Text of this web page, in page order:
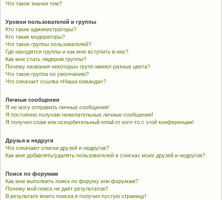
Что такое значки тем?
Уровни пользователей и группы
Кто такие администраторы?
Кто такие модераторы?
Что такое группы пользователей?
Где находятся группы и как мне вступить в них?
Как мне стать лидером группы?
Почему названия некоторых групп имеют разные цвета?
Что такое группа по умолчанию?
Что означает ссылка «Наша команда»?
Личные сообщения
Я не могу отправить личные сообщения!
Я постоянно получаю нежелательные личные сообщения!
Я получил спам или оскорбительный email от кого-то с этой конференции!
Друзья и недруги
Что означают списки друзей и недругов?
Как мне добавлять/удалять пользователей в списках моих друзей и недругов?
Поиск по форумам
Как мне выполнить поиск по форуму или форумам?
Почему мой поиск не даёт результатов?
В результате моего поиска я получил пустую страницу!